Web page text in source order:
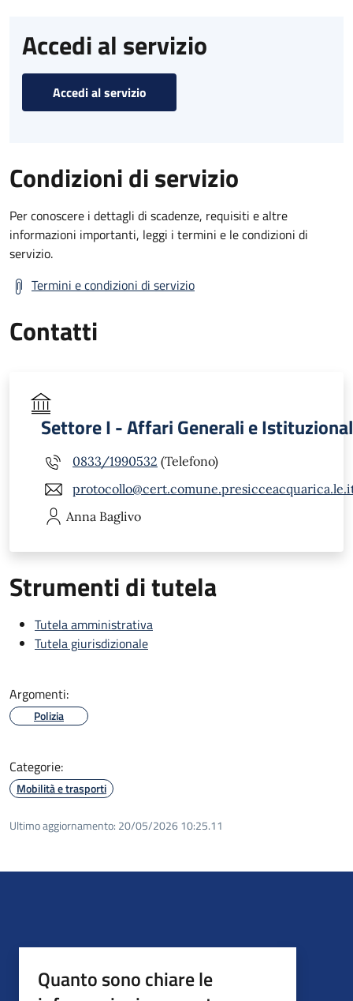
Accedi al servizio
Accedi al servizio
Condizioni di servizio
Per conoscere i dettagli di scadenze, requisiti e altre
informazioni importanti, leggi i termini e le condizioni di
servizio.
Termini e condizioni di servizio
Contatti
Settore I - Affari Generali e
0833/1990532 (Telefono)
Anna Baglivo
Strumenti di tutela
Tutela amministrativa
Tutela giurisdizionale
Argomenti:
Polizia
Categorie:
Mobilità e trasporti
Ultimo aggiornamento: 20/05/2026 10:25.11
Quanto sono chiare le